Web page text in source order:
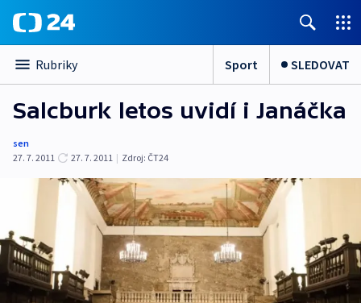
Rubriky Sport SLEDOVAT
Salcburk letos uvidí i Janáčka
sen
27. 7. 2011
27. 7. 2011 | Zdroj: ČT24